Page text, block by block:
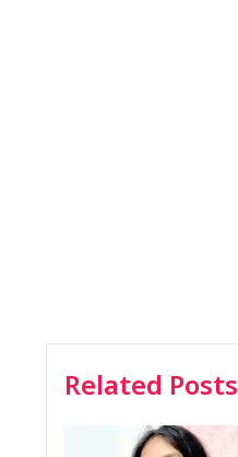
Related Posts